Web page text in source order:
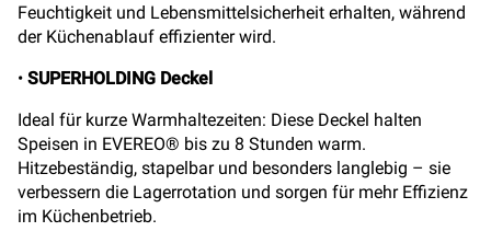
Feuchtigkeit und Lebensmittelsicherheit erhalten, während
der Küchenablauf effizienter wird.
• SUPERHOLDING Deckel
Ideal für kurze Warmhaltezeiten: Diese Deckel halten
Speisen in EVEREO® bis zu 8 Stunden warm.
Hitzebeständig, stapelbar und besonders langlebig – sie
verbessern die Lagerrotation und sorgen für mehr Effizienz
im Küchenbetrieb.